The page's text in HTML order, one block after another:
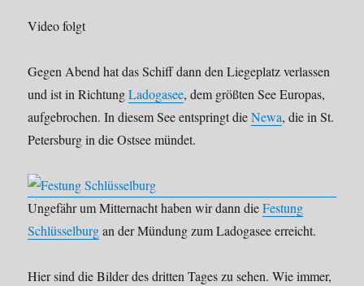
Video folgt
Gegen Abend hat das Schiff dann den Liegeplatz verlassen
und ist in RichtungLadogasee, dem größten See Europas,
aufgebrochen. In diesem See entspringt dieNewa, die in St.
Petersburg in die Ostsee mündet.
Ungefähr um Mitternacht haben wir dann dieFestung
Schlüsselburgan der Mündung zum Ladogasee erreicht.
Hier sind die Bilder des dritten Tages zu sehen. Wie immer,